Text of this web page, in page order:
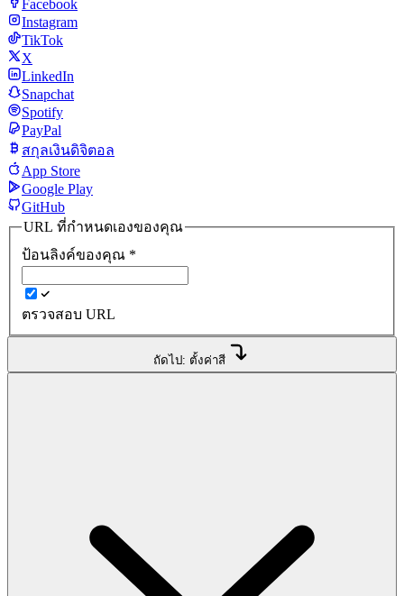
Facebook
Instagram
TikTok
X
LinkedIn
Snapchat
Spotify
PayPal
สกุลเงินดิจิตอล
App Store
Google Play
GitHub
URL ที่กำหนดเองของคุณ
ป้อนลิงค์ของคุณ *
ตรวจสอบ URL
ถัดไป: ตั้งค่าสี